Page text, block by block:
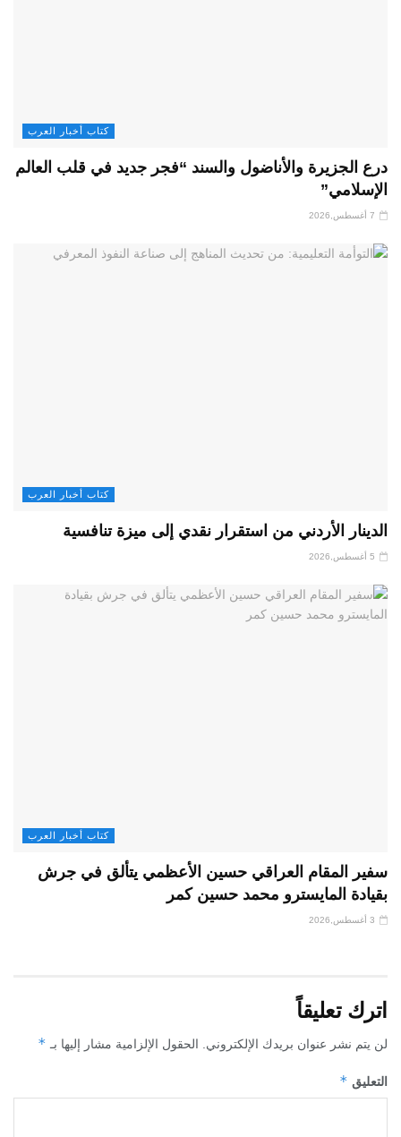
كتاب أخبار العرب
درع الجزيرة والأناضول والسند “فجر جديد في قلب العالم
الإسلامي”
كتاب أخبار العرب
الدينار الأردني من استقرار نقدي إلى ميزة تنافسية
كتاب أخبار العرب
سفير المقام العراقي حسين الأعظمي يتألق في جرش
بقيادة المايسترو محمد حسين كمر
اترك تعليقاً
لن يتم نشر عنوان بريدك الإلكتروني. الحقول الإلزامية مشار إليها بـ *
التعليق *